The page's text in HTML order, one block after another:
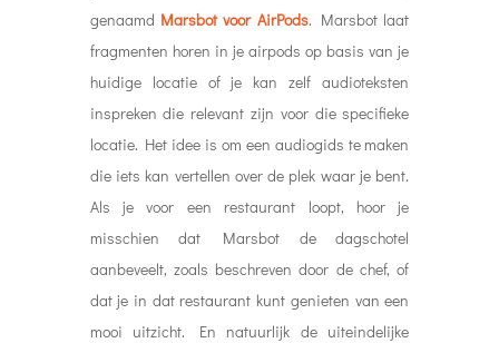
genaamd Marsbot voor AirPods. Marsbot laat
fragmenten horen in je airpods op basis van je
huidige locatie of je kan zelf audioteksten
inspreken die relevant zijn voor die specifieke
locatie. Het idee is om een ​​audiogids te maken
die iets kan vertellen over de plek waar je bent.
Als je voor een restaurant loopt, hoor je
misschien dat Marsbot de dagschotel
aanbeveelt, zoals beschreven door de chef, of
dat je in dat restaurant kunt genieten van een
mooi uitzicht. En natuurlijk de uiteindelijke